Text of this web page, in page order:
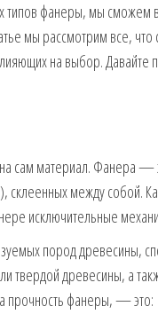
типов фанеры, мы сможем
мы рассмотрим все, что
на выбор. Давайте
на сам материал. Фанера
между собой.
исключительные
пород древесины,
твердой древесины, а
прочность фанеры, — это: